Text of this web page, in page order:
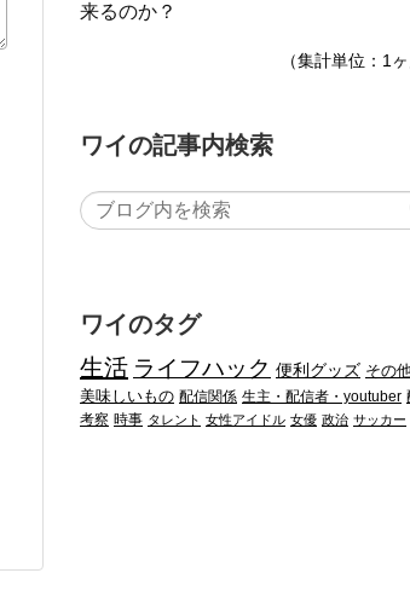
来るのか？
（集計単位：1ヶ
ワイの記事内検索
ワイのタグ
生活 ライフハック 便利グッズ その
美味しいもの 配信関係 生主・配信者・youtuber
考察 時事 タレント 女性アイドル 女優 政治 サッカー